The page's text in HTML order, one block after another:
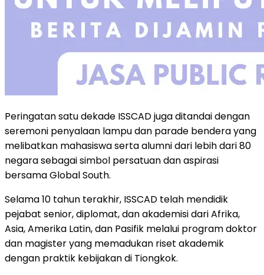
Peringatan satu dekade ISSCAD juga ditandai dengan
seremoni penyalaan lampu dan parade bendera yang
melibatkan mahasiswa serta alumni dari lebih dari 80
negara sebagai simbol persatuan dan aspirasi
bersama Global South.
Selama 10 tahun terakhir, ISSCAD telah mendidik
pejabat senior, diplomat, dan akademisi dari Afrika,
Asia, Amerika Latin, dan Pasifik melalui program doktor
dan magister yang memadukan riset akademik
dengan praktik kebijakan di Tiongkok.